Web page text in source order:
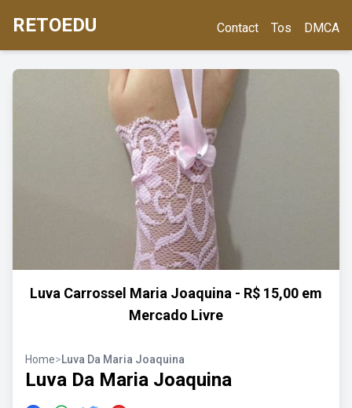
RETOEDU Contact Tos DMCA
Luva Carrossel Maria Joaquina - R$ 15,00 em
Mercado Livre
Home>Luva Da Maria Joaquina
Luva Da Maria Joaquina